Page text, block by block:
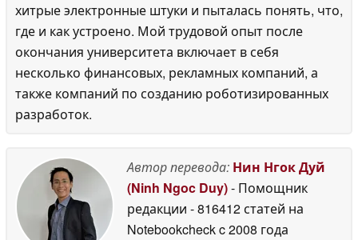
хитрые электронные штуки и пыталась понять, что,
где и как устроено. Мой трудовой опыт после
окончания университета включает в себя
несколько финансовых, рекламных компаний, а
также компаний по созданию роботизированных
разработок.
Автор перевода: Нин Нгок Дуй
(Ninh Ngoc Duy)- Помощник
редакции - 816412 статей на
Notebookcheckc 2008 года